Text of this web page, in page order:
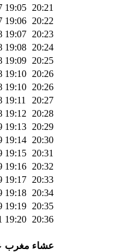
19:05 20:21
19:06 20:22
19:07 20:23
19:08 20:24
19:09 20:25
19:10 20:26
19:10 20:26
19:11
20:27
19:12
20:28
19:13 20:29
19:14 20:30
19:15 20:31
19:16 20:32
19:17 20:33
19:18 20:34
19:19 20:35
19:20 20:36
مغرب عشاء